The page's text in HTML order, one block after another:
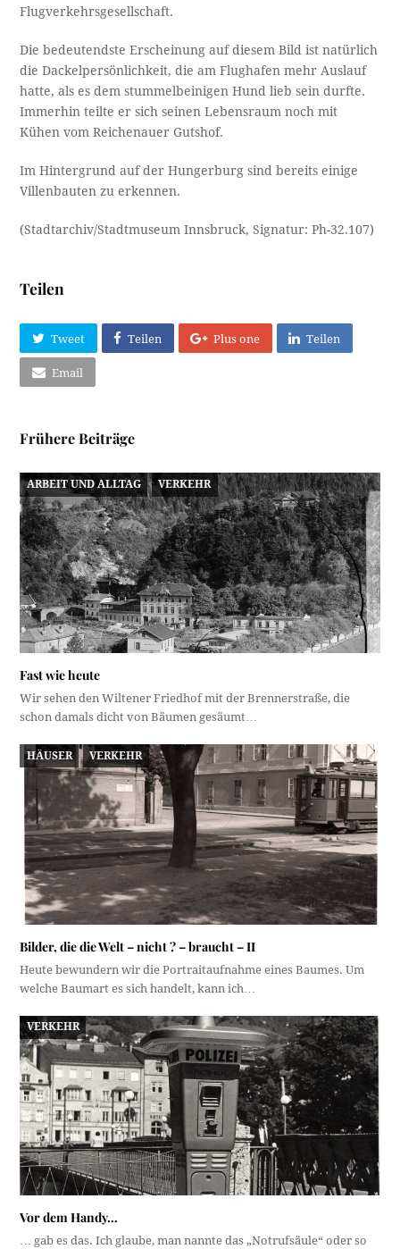
Flugverkehrsgesellschaft.
Die bedeutendste Erscheinung auf diesem Bild ist natürlich
die Dackelpersönlichkeit, die am Flughafen mehr Auslauf
hatte, als es dem stummelbeinigen Hund lieb sein durfte.
Immerhin teilte er sich seinen Lebensraum noch mit
Kühen vom Reichenauer Gutshof.
Im Hintergrund auf der Hungerburg sind bereits einige
Villenbauten zu erkennen.
(Stadtarchiv/Stadtmuseum Innsbruck, Signatur: Ph-32.107)
Teilen
Tweet Teilen Plus one Teilen
Email
Frühere Beiträge
ARBEIT UND ALLTAG VERKEHR
Fast wie heute
Wir sehen den Wiltener Friedhof mit der Brennerstraße, die
schon damals dicht von Bäumen gesäumt…
HÄUSER VERKEHR
Bilder, die die Welt – nicht ? – braucht – II
Heute bewundern wir die Portraitaufnahme eines Baumes. Um
welche Baumart es sich handelt, kann ich…
VERKEHR
Vor dem Handy…
… gab es das. Ich glaube, man nannte das „Notrufsäule“ oder so